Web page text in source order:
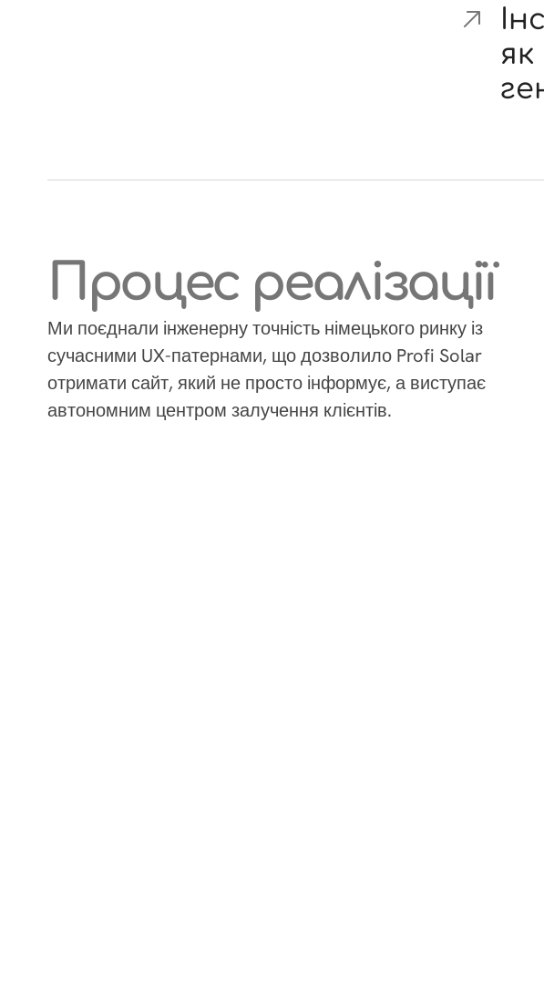
Процес реалізації
Ми поєднали інженерну точність німецького ринку із
сучасними UX-патернами, що дозволило Profi Solar
отримати сайт, який не просто інформує, а виступає
автономним центром залучення клієнтів.